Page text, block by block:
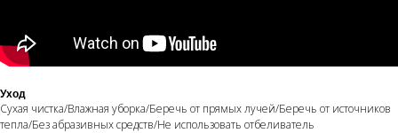
Уход
Сухая чистка/Влажная уборка/Беречь от прямых лучей/Беречь от источников
тепла/Без абразивных средств/Не использовать отбеливатель